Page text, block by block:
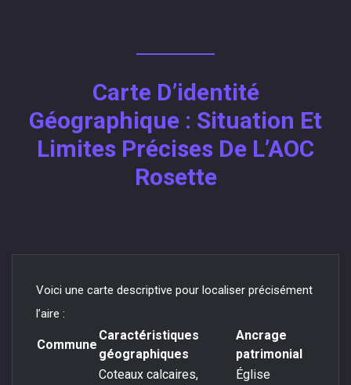
Carte D’identité
Géographique : Situation Et
Limites Précises De L’AOC
Rosette
Voici une carte descriptive pour localiser précisément
l’aire :
Commune
Caractéristiques
géographiques
Ancrage
patrimonial
Coteaux calcaires,
Église